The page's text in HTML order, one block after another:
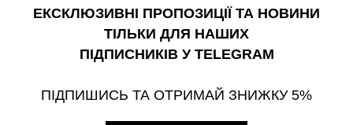
ЕКСКЛЮЗИВНІ ПРОПОЗИЦІЇ ТА НОВИНИ
ТІЛЬКИ ДЛЯ НАШИХ
ПІДПИСНИКІВ У TELEGRAM
ПІДПИШИСЬ ТА ОТРИМАЙ ЗНИЖКУ 5%